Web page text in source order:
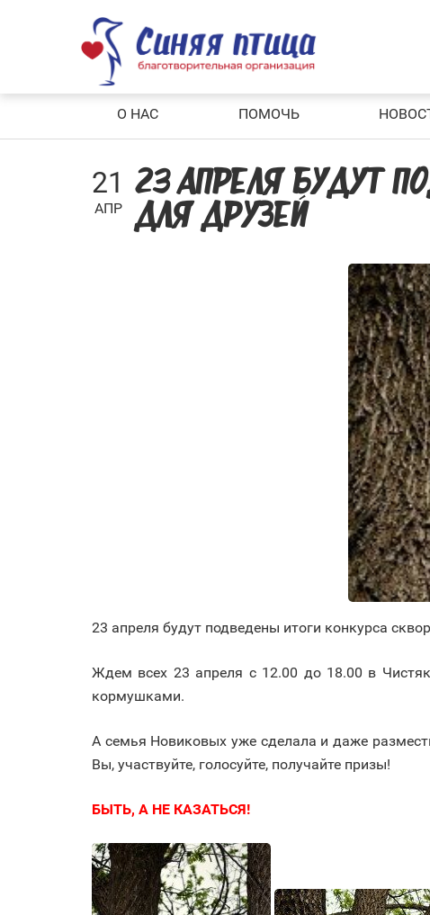
О НАС ПОМОЧЬ
21
АПР
23 АПРЕЛЯ БУДУТ
ДЛЯ ДРУЗЕЙ»
23 апреля будут подведены итоги конкурса
Ждем всех 23 апреля с 12.00 до 18.00 в
кормушками.
А семья Новиковых уже сделала и даже
Вы, участвуйте, голосуйте, получайте призы!
БЫТЬ, А НЕ КАЗАТЬСЯ!